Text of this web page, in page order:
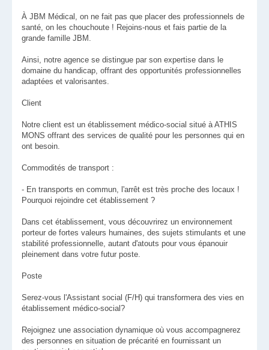
À JBM Médical, on ne fait pas que placer des professionnels de
santé, on les chouchoute ! Rejoins-nous et fais partie de la
grande famille JBM.
Ainsi, notre agence se distingue par son expertise dans le
domaine du handicap, offrant des opportunités professionnelles
adaptées et valorisantes.
Client
Notre client est un établissement médico-social situé à ATHIS
MONS offrant des services de qualité pour les personnes qui en
ont besoin.
Commodités de transport :
- En transports en commun, l'arrêt est très proche des locaux !
Pourquoi rejoindre cet établissement ?
Dans cet établissement, vous découvrirez un environnement
porteur de fortes valeurs humaines, des sujets stimulants et une
stabilité professionnelle, autant d'atouts pour vous épanouir
pleinement dans votre futur poste.
Poste
Serez-vous l'Assistant social (F/H) qui transformera des vies en
établissement médico-social?
Rejoignez une association dynamique où vous accompagnerez
des personnes en situation de précarité en fournissant un